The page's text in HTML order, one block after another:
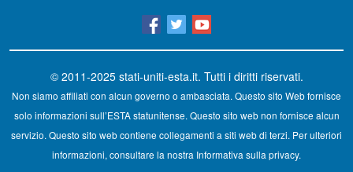
© 2011-2025 stati-uniti-esta.it. Tutti i diritti riservati.
Non siamo affiliati con alcun governo o ambasciata. Questo sito Web fornisce
solo informazioni sull’ESTA statunitense. Questo sito web non fornisce alcun
servizio. Questo sito web contiene collegamenti a siti web di terzi. Per ulteriori
informazioni, consultare la nostra Informativa sulla privacy.